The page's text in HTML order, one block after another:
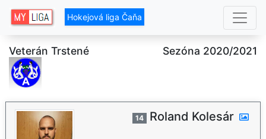
Hokejová liga Čaňa
Veterán Trstené Sezóna 2020/2021
14 Roland Kolesár